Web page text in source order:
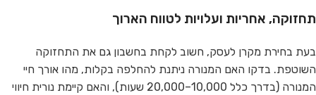
תחזוקה, אחריות ועלויות לטווח הארוך
בעת בחירת מקרן לעסק, חשוב לקחת בחשבון גם את התחזוקה
השוטפת. בדקו האם המנורה ניתנת להחלפה בקלות, מהו אורך חיי
המנורה (בדרך כלל 10,000–20,000 שעות), והאם קיימת נורית חיווי